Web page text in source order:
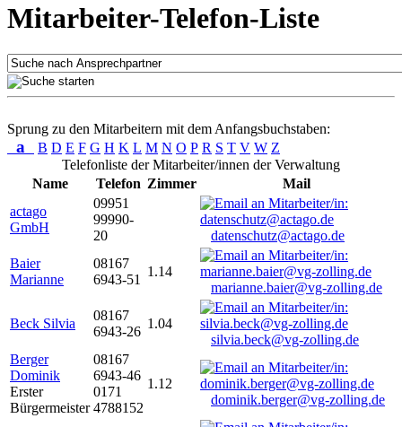
Mitarbeiter-Telefon-Liste
Sprung zu den Mitarbeitern mit dem Anfangsbuchstaben:
a B D E F G H K L M N O P R S T V W Z
Telefonliste der Mitarbeiter/innen der Verwaltung
Name
Telefon Zimmer
Mail
actago
GmbH
09951
99990-
20
datenschutz@actago.de
Baier
Marianne
08167
6943-51
1.14
marianne.baier@vg-zolling.de
Beck Silvia
08167
6943-26
1.04
silvia.beck@vg-zolling.de
Berger
Dominik
Erster
Bürgermeister
08167
6943-46
0171
4788152
1.12
dominik.berger@vg-zolling.de